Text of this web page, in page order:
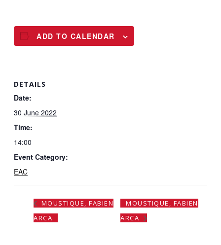
ADD TO CALENDAR
DETAILS
Date:
30 June 2022
Time:
14:00
Event Category:
EAC
MOUSTIQUE, FABIEN
ARCA
MOUSTIQUE, FABIEN
ARCA